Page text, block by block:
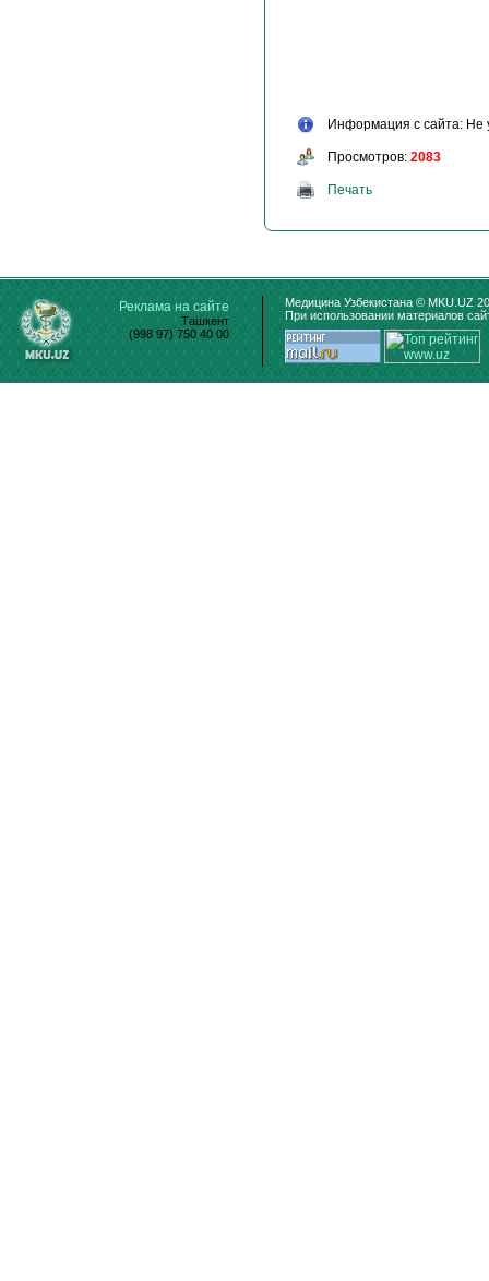
Информация с сайта: Не
Просмотров: 2083
Печать
Реклама на сайте
Ташкент
(998 97) 750 40 00
Медицина Узбекистана © MKU.UZ
При использовании материалов